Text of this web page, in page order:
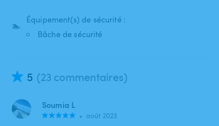
🏊
Équipement(s) de sécurité :
Bâche de sécurité
5 (23 commentaires)
Soumia L
• août 2023